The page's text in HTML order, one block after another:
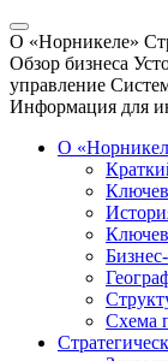
О «Норникеле»
Обзор бизнеса
управление
Информация для
О
Схема